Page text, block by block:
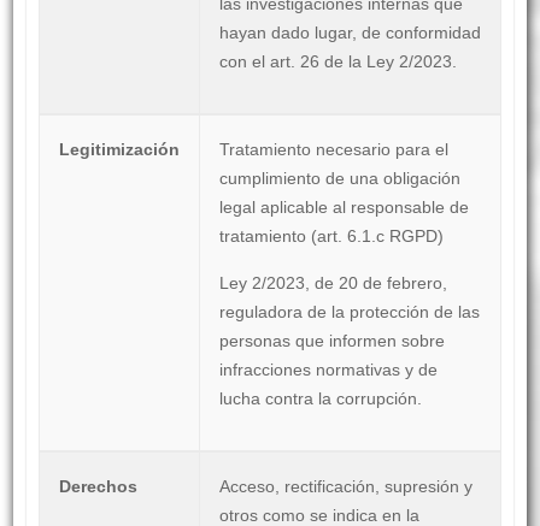
hayan dado lugar, de conformidad
con el art. 26 de la Ley 2/2023.
Legitimización
Tratamiento necesario para el
cumplimiento de una obligación
legal aplicable al responsable de
tratamiento (art. 6.1.c RGPD)
Ley 2/2023, de 20 de febrero,
reguladora de la protección de las
personas que informen sobre
infracciones normativas y de
lucha contra la corrupción.
Derechos
Acceso, rectificación, supresión y
otros como se indica en la